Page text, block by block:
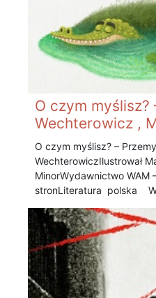
O czym myślisz?
Wechterowicz ,
O czym myślisz? –
Wechterowicz Ilustrował
Minor Wydawnictwo
stronLiteratura polska